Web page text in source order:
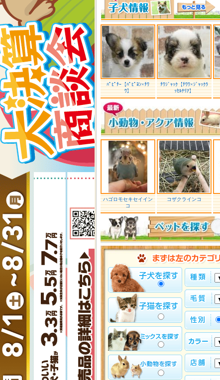
ﾊﾟﾋﾟﾁｰ【ﾊﾟﾋﾟﾖﾝ×ﾁﾜ
ﾜ】
ﾁﾜｼﾞｬｯｸ【ﾁﾜﾜ×ｼﾞｬｯｸﾗ
ｯｾﾙﾃﾘｱ】
ハゴロモセキセイイン
コ
コザクラインコ